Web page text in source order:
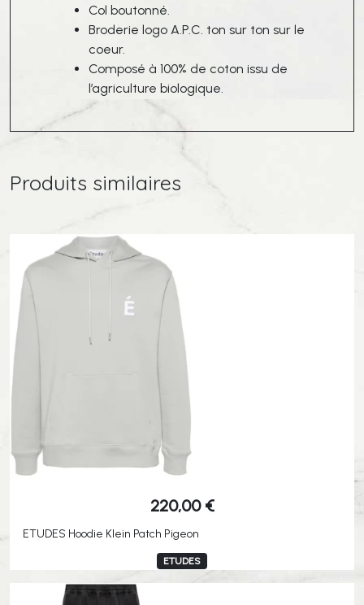
Col boutonné.
Broderie logo A.P.C. ton sur ton sur le
coeur.
Composé à 100% de coton issu de
l’agriculture biologique.
Produits similaires
220,00 €
ETUDES Hoodie Klein Patch Pigeon
ETUDES